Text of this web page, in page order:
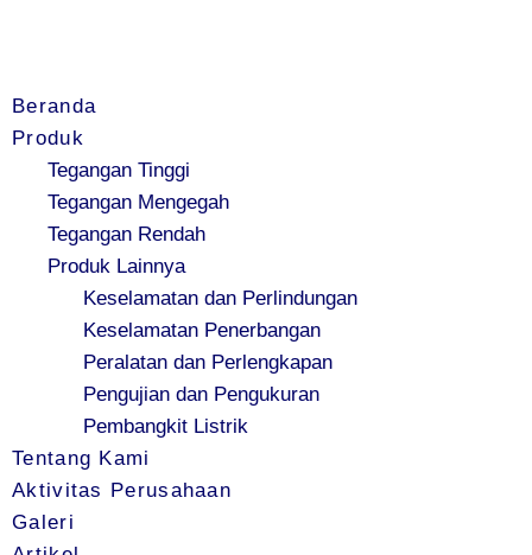
Beranda
Produk
Tegangan Tinggi
Tegangan Mengegah
Tegangan Rendah
Produk Lainnya
Keselamatan dan Perlindungan
Keselamatan Penerbangan
Peralatan dan Perlengkapan
Pengujian dan Pengukuran
Pembangkit Listrik
Tentang Kami
Aktivitas Perusahaan
Galeri